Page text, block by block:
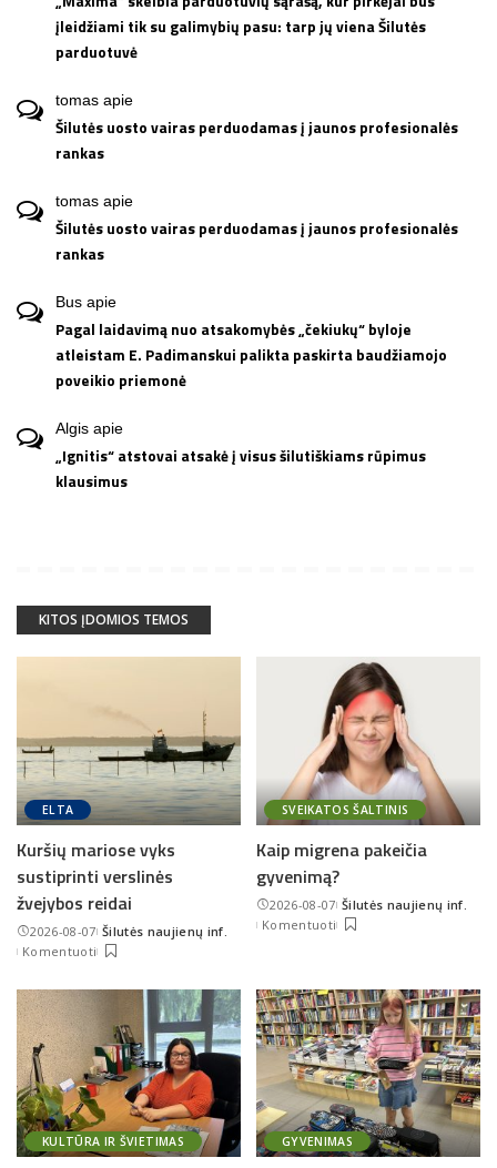
įleidžiami tik su galimybių pasu: tarp jų viena Šilutės
parduotuvė
tomas apie
Šilutės uosto vairas perduodamas į jaunos profesionalės
rankas
tomas apie
Šilutės uosto vairas perduodamas į jaunos profesionalės
rankas
Bus apie
Pagal laidavimą nuo atsakomybės „čekiukų“ byloje
atleistam E. Padimanskui palikta paskirta baudžiamojo
poveikio priemonė
Algis apie
„Ignitis“ atstovai atsakė į visus šilutiškiams rūpimus
klausimus
KITOS ĮDOMIOS TEMOS
ELTA
Kuršių mariose vyks
sustiprinti verslinės
žvejybos reidai
2026-08-07Posted
by
Šilutės naujienų inf.
Komentuoti
SVEIKATOS ŠALTINIS
Kaip migrena pakeičia
gyvenimą?
2026-08-07Posted
by
Šilutės naujienų inf.
Komentuoti
KULTŪRA IR ŠVIETIMAS GYVENIMAS